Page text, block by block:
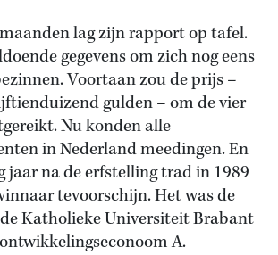
lag zijn rapport op tafel.
gegevens om zich nog eens
Voortaan zou de prijs –
gulden – om de vier
Nu konden alle
in Nederland meedingen. En
jaar na de erfstelling trad in 1989
tevoorschijn. Het was de
Katholieke Universiteit Brabant
A.